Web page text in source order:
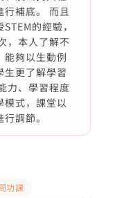
行補底。 而且
的經驗，
，本人了解不
能夠以生動例
生更了解學習
力、學習程度
模式，課堂以
調節。
功課